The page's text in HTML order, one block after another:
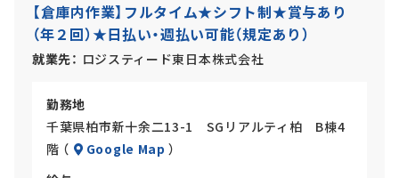
バ
【倉庫内作業】フルタイム★シフト制★賞与あり
（年２回）★日払い・週払い可能（規定あり）
就業先 ロジスティード東日本株式会社
勤務地
千葉県柏市新十余二13-1 SGリアルティ柏 B棟4
階 （
Google Map ）